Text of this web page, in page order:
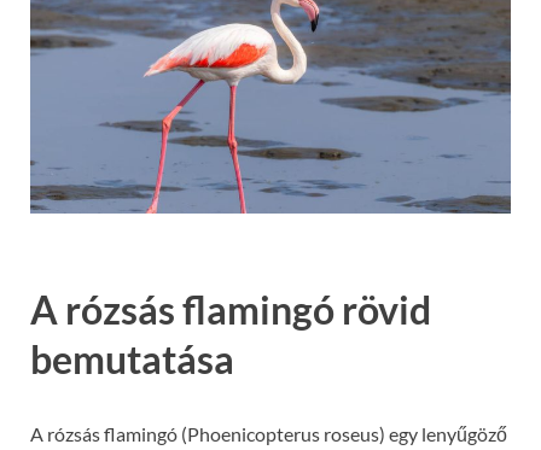
A rózsás flamingó rövid
bemutatása
A rózsás flamingó (Phoenicopterus roseus) egy lenyűgöző